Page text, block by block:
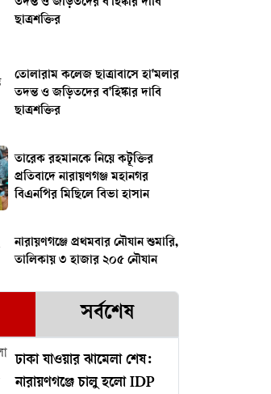
ছাত্রশক্তির
তোলারাম কলেজ ছাত্রাবাসে হা'মলার
তদন্ত ও জড়িতদের ব'হিষ্কার দাবি
ছাত্রশক্তির
তারেক রহমানকে নিয়ে কটূক্তির
প্রতিবাদে নারায়ণগঞ্জ মহানগর
বিএনপির মিছিলে বিভা হাসান
নারায়ণগঞ্জে প্রথমবার নৌযান শুমারি,
তালিকায় ৩ হাজার ২০৫ নৌযান
সর্বশেষ
ঢাকা যাওয়ার ঝামেলা শেষ:
নারায়ণগঞ্জে চালু হলো IDP